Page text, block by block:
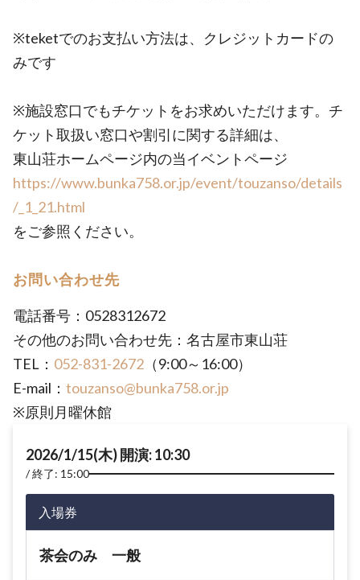
※teketでのお支払い方法は、クレジットカードの
みです
※施設窓口でもチケットをお求めいただけます。チ
ケット取扱い窓口や割引に関する詳細は、
東山荘ホームページ内の当イベントページ
https://www.bunka758.or.jp/event/touzanso/details
/_1_21.html
をご参照ください。
お問い合わせ先
電話番号：0528312672
その他のお問い合わせ先：名古屋市東山荘
TEL： 052-831-2672 （9:00～16:00）
E-mail： touzanso@bunka758.or.jp
※原則月曜休館
2026/1/15(木) 開演: 10:30
終了: 15:00
入場券
茶会のみ 一般